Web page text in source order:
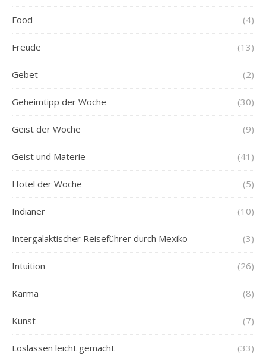
Food (4)
Freude (13)
Gebet (2)
Geheimtipp der Woche (30)
Geist der Woche (9)
Geist und Materie (41)
Hotel der Woche (5)
Indianer (10)
Intergalaktischer Reiseführer durch Mexiko (3)
Intuition (26)
Karma (8)
Kunst (7)
Loslassen leicht gemacht (33)